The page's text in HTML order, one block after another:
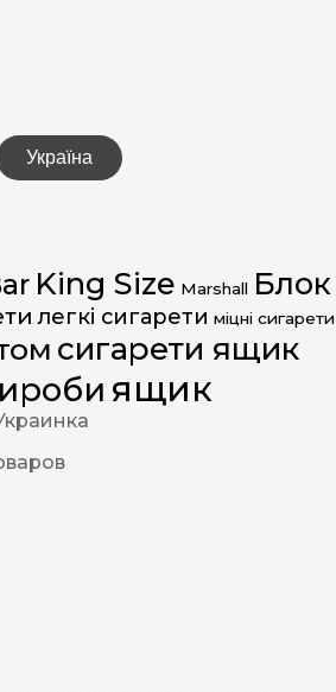
Україна
King Size Marshall Блок
легкі сигарети міцні сигарети
сигарети ящик
ящик